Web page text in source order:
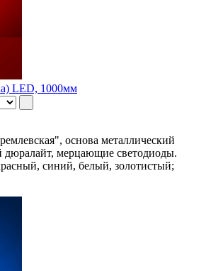
LED, 1000мм
основа металлический
дюралайт, мерцающие светодиоды.
синий, белый, золотистый;